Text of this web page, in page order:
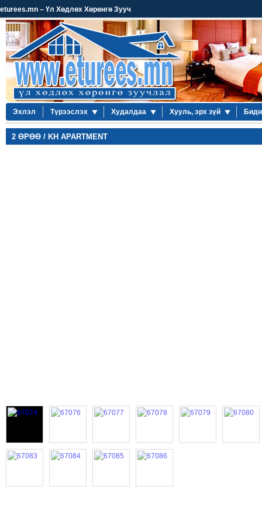
eturees.mn – Үл Хөдлөх Хөрөнгө Зууч
Эхлэл Түрээслэх Худалдаа Хууль, эрх зүй
2 ӨРӨӨ / KH APARTMENT